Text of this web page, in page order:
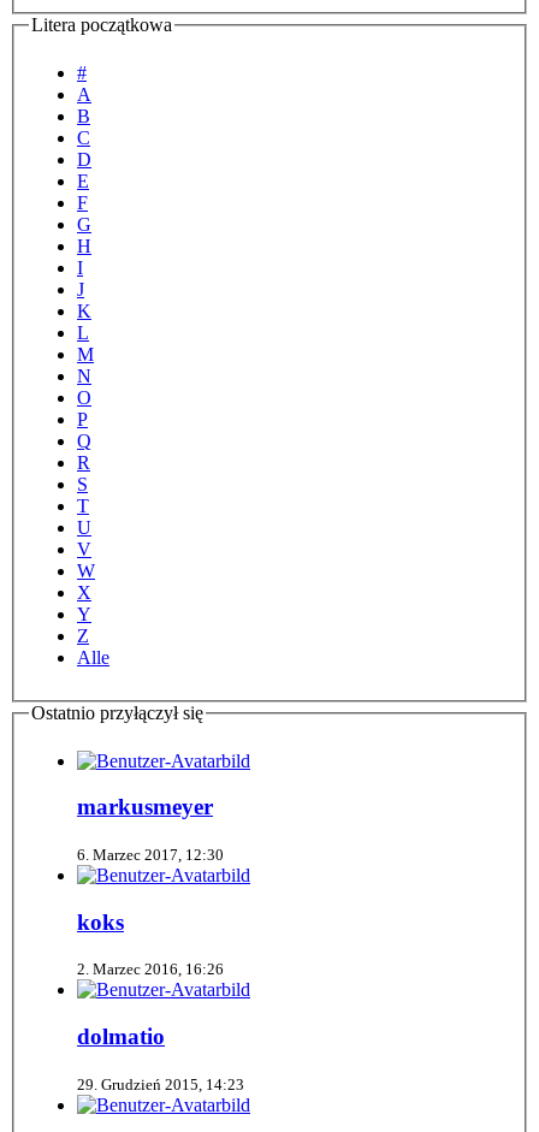
Litera początkowa
#
A
B
C
D
E
F
G
H
I
J
K
L
M
N
O
P
Q
R
S
T
U
V
W
X
Y
Z
Alle
Ostatnio przyłączył się
markusmeyer
6. Marzec 2017, 12:30
koks
2. Marzec 2016, 16:26
dolmatio
29. Grudzień 2015, 14:23